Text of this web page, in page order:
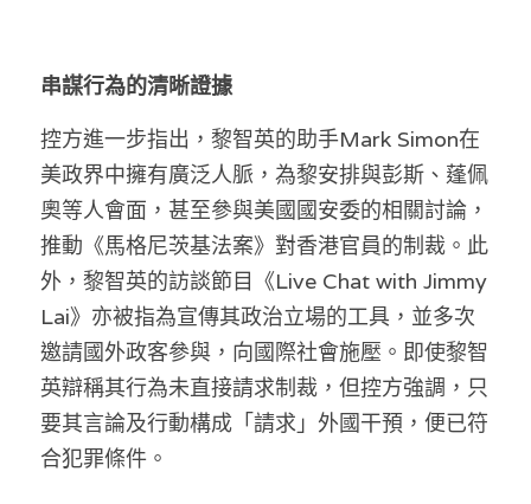
串謀行為的清晰證據
控方進一步指出，黎智英的助手Mark Simon在
美政界中擁有廣泛人脈，為黎安排與彭斯、蓬佩
奧等人會面，甚至參與美國國安委的相關討論，
推動《馬格尼茨基法案》對香港官員的制裁。此
外，黎智英的訪談節目《Live Chat with Jimmy
Lai》亦被指為宣傳其政治立場的工具，並多次
邀請國外政客參與，向國際社會施壓。即使黎智
英辯稱其行為未直接請求制裁，但控方強調，只
要其言論及行動構成「請求」外國干預，便已符
合犯罪條件。